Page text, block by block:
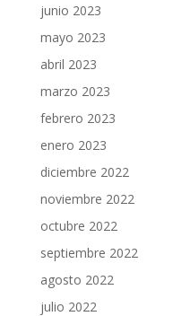
junio 2023
mayo 2023
abril 2023
marzo 2023
febrero 2023
enero 2023
diciembre 2022
noviembre 2022
octubre 2022
septiembre 2022
agosto 2022
julio 2022